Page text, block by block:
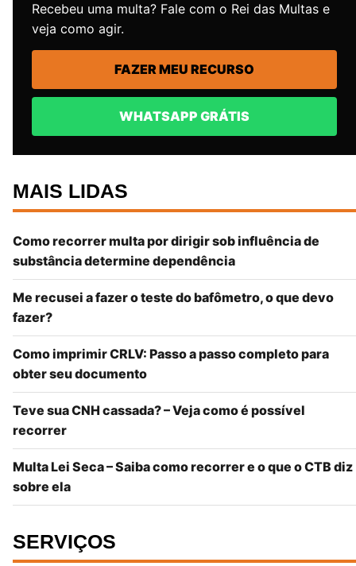
Recebeu uma multa? Fale com o Rei das Multas e
veja como agir.
FAZER MEU RECURSO
WHATSAPP GRÁTIS
MAIS LIDAS
Como recorrer multa por dirigir sob influência de
substância determine dependência
Me recusei a fazer o teste do bafômetro, o que devo
fazer?
Como imprimir CRLV: Passo a passo completo para
obter seu documento
Teve sua CNH cassada? – Veja como é possível
recorrer
Multa Lei Seca – Saiba como recorrer e o que o CTB diz
sobre ela
SERVIÇOS